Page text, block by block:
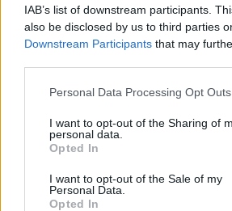
IAB’s list of downstream participants.
also be disclosed by us to third parties
Downstream Participants that may
Personal Data Processing Opt Outs
I want to opt-out of the Sharing of
personal data.
Opted In
I want to opt-out of the Sale of my
Personal Data.
Opted In
ΕΙΔΗΣΕΙΣ 05 Αυγούστου 2026
Γλυφάδα: Επιχείρηση διάσωσης
παρασύρθηκε στα ανοιχτά